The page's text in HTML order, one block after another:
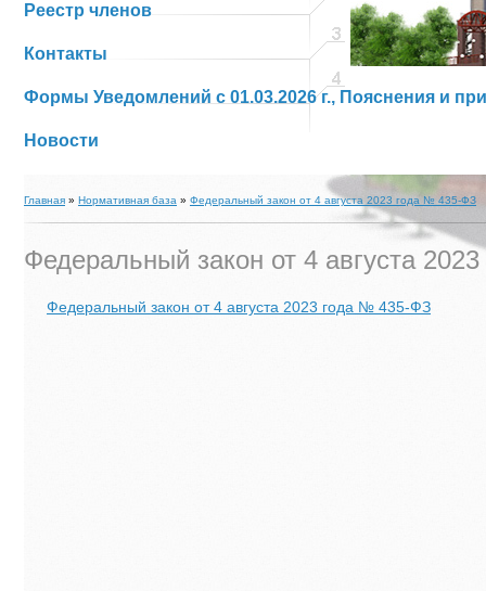
Реестр членов
Контакты
Формы Уведомлений с 01.03.2026 г., Пояснения и
Новости
Главная » Нормативная база » Федеральный закон от 4 августа 2023 года № 435-ФЗ
Федеральный закон от 4 августа
Федеральный закон от 4 августа 2023 года № 435-ФЗ